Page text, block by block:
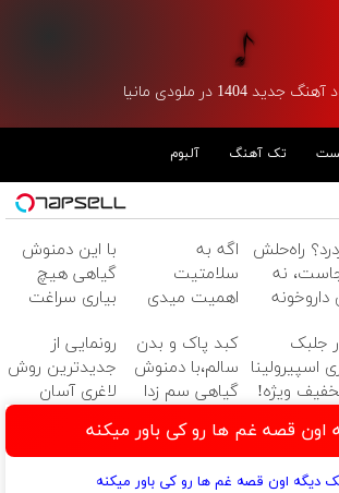
جدید 1404 در ملودی مانیا
تک آهنگ آلبوم
راه‌حلش
نه
داروخونه
اگه به
سلامتیت
اهمیت میدی
دست نده
با این دمنوش
گیاهی هیچ
بیاری سراغت
جلبک
اسپیرولینا
ویژه!
ترین
جهان
کبد پاک و بدن
سالم،با دمنوش
گیاهی سم زدا
رونمایی از
جدیدترین روش
لاغری آسان
امشب)
اون قصه غم ها رو کی باور میکنه
دیگه اون قصه غم ها رو کی باور میکنه